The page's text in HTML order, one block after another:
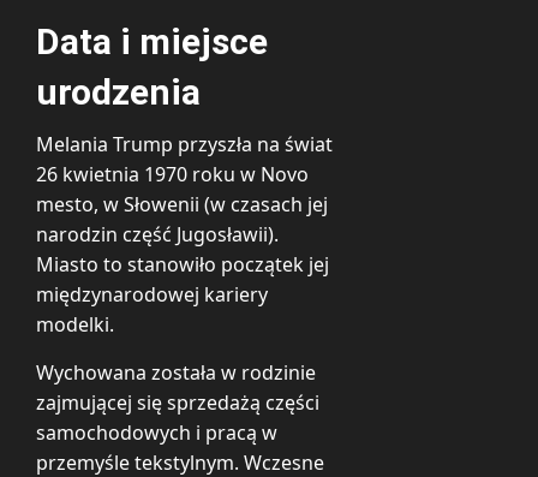
Data i miejsce
urodzenia
Melania Trump przyszła na świat
26 kwietnia 1970 roku w Novo
mesto, w Słowenii (w czasach jej
narodzin część Jugosławii).
Miasto to stanowiło początek jej
międzynarodowej kariery
modelki.
Wychowana została w rodzinie
zajmującej się sprzedażą części
samochodowych i pracą w
przemyśle tekstylnym. Wczesne